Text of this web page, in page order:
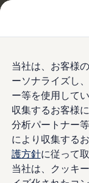
当社は、お客様
ーソナライズし
ー等を使用して
収集するお客様
分析パートナー
により収集する
護方針に従って
当社は、クッキ
main
content
to
footer
適用金利
デジタ
セーフ
デジタルカタ
ID. Buzz
T-Cross
Tiguan
Golf
Golf GTI
Golf R
Golf
Golf R
乗る
に、